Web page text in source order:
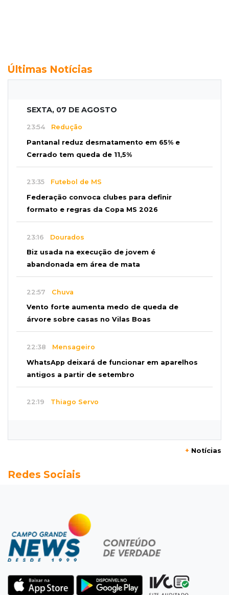
Últimas Notícias
SEXTA, 07 DE AGOSTO
23:54 Redução
Pantanal reduz desmatamento em 65% e
Cerrado tem queda de 11,5%
23:35 Futebol de MS
Federação convoca clubes para definir
formato e regras da Copa MS 2026
23:16 Dourados
Biz usada na execução de jovem é
abandonada em área de mata
22:57 Chuva
Vento forte aumenta medo de queda de
árvore sobre casas no Vilas Boas
22:38 Mensageiro
WhatsApp deixará de funcionar em aparelhos
antigos a partir de setembro
22:19 Thiago Servo
Semana vai começar com 909 novas
Flagrante
Motorista atinge carro parado, perde
retrovisor e foge no Jardim Antártica
“Sinto que ela está por perto”, diz mãe de
+ Notícias
Redes Sociais